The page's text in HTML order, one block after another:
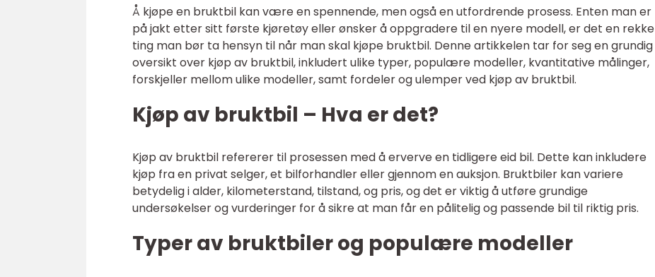
Å kjøpe en bruktbil kan være en spennende, men også en utfordrende prosess. Enten man er
på jakt etter sitt første kjøretøy eller ønsker å oppgradere til en nyere modell, er det en rekke
ting man bør ta hensyn til når man skal kjøpe bruktbil. Denne artikkelen tar for seg en grundig
oversikt over kjøp av bruktbil, inkludert ulike typer, populære modeller, kvantitative målinger,
forskjeller mellom ulike modeller, samt fordeler og ulemper ved kjøp av bruktbil.
Kjøp av bruktbil – Hva er det?
Kjøp av bruktbil refererer til prosessen med å erverve en tidligere eid bil. Dette kan inkludere
kjøp fra en privat selger, et bilforhandler eller gjennom en auksjon. Bruktbiler kan variere
betydelig i alder, kilometerstand, tilstand, og pris, og det er viktig å utføre grundige
undersøkelser og vurderinger for å sikre at man får en pålitelig og passende bil til riktig pris.
Typer av bruktbiler og populære modeller